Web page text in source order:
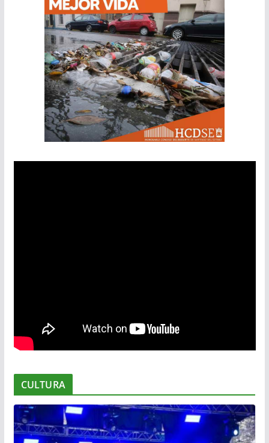
CULTURA